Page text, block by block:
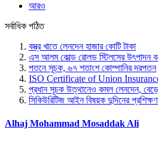
আরও
সর্বাধিক পঠিত
বস্ত্র খাতে লেনদেন হাজার কোটি টাকা
এস আলম কোল্ড রোলড স্টিলসের উৎপাদন
পতনে সূচক, ৬৭ শতাংশ কোম্পানির দরপতন
ISO Certificate of Union
প্রধান সূচক উত্থানেও কমল লেনদেন,
সিকিউরিটিজ আইন বিষয়ক দুদিনের
Alhaj Mohammad Mosaddak Ali